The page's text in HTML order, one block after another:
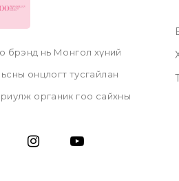
брэнд нь Монгол хүний
онцлогт тусгайлан
органик гоо сайхны
эх орондоо